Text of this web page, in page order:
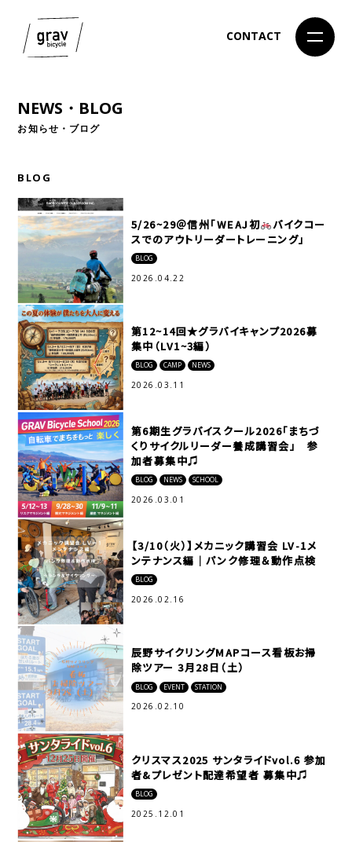
CONTACT
NEWS・BLOG
お知らせ・ブログ
BLOG
5/26~29＠信州「WEAJ初
バイクコー
スでのアウトリーダートレーニング」
BLOG
2026.04.22
第12~14回★グラバイキャンプ2026募
集中（LV1~3編）
BLOG CAMP NEWS
2026.03.11
第6期生グラバイスクール2026「まちづ
くりサイクルリーダー養成講習会」 参
加者募集中♫
BLOG NEWS SCHOOL
2026.03.01
【3/10（火）】メカニック講習会 LV-1メ
ンテナンス編｜パンク修理＆動作点検
BLOG
2026.02.16
辰野サイクリングMAPコース看板お掃
除ツアー 3月28日（土）
BLOG EVENT STATION
2026.02.10
クリスマス2025 サンタライドvol.6 参加
者&プレゼント配達希望者 募集中♫
BLOG
2025.12.01